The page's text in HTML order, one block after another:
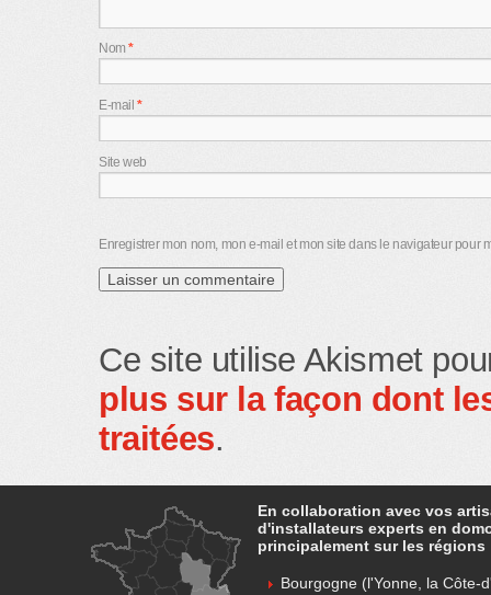
Nom*
E-mail*
Site web
Enregistrer mon nom, mon e-mail et mon site dans le navigateur pour
Ce site utilise Akismet
plus sur la façon dont
traitées.
En collaboration avec vos
d'installateurs experts en
principalement sur les régions
Bourgogne (l'Yonne, la Côte-